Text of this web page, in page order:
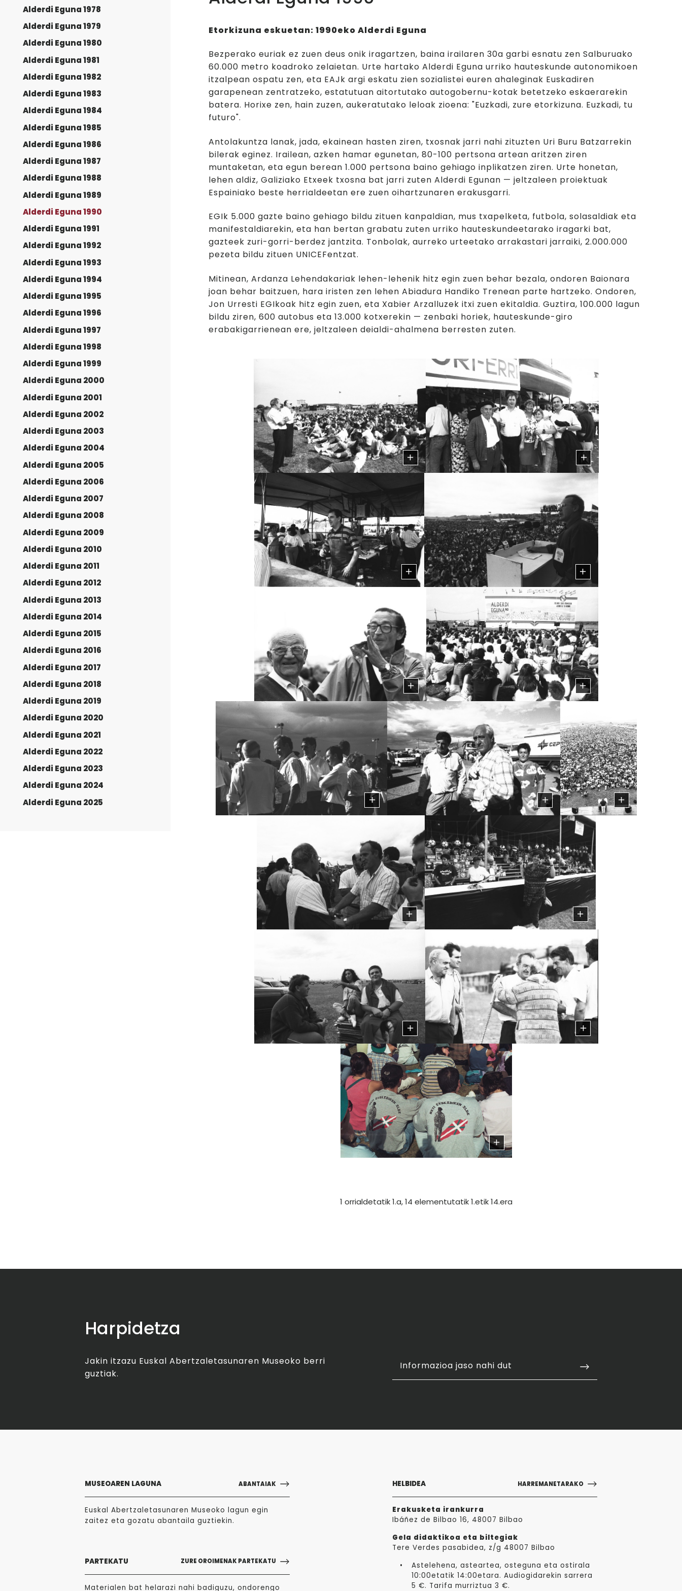
Gazte ekintzaleak
Alderdi Eguna 1978
Alderdi Eguna 1979
Alderdi Eguna 1980
Alderdi Eguna 1981
Alderdi Eguna 1982
Alderdi Eguna 1983
Alderdi Eguna 1984
Alderdi Eguna 1985
Alderdi Eguna 1986
Alderdi Eguna 1987
Alderdi Eguna 1988
Alderdi Eguna 1989
Alderdi Eguna 1990
Alderdi Eguna 1991
Alderdi Eguna 1992
Alderdi Eguna 1993
Alderdi Eguna 1994
Alderdi Eguna 1995
Alderdi Eguna 1996
Alderdi Eguna 1997
Alderdi Eguna 1998
Alderdi Eguna 1999
Alderdi Eguna 2000
Alderdi Eguna 2001
Alderdi Eguna 2002
Alderdi Eguna 2003
Alderdi Eguna 2004
Alderdi Eguna 2005
Alderdi Eguna 2006
Alderdi Eguna 2007
Alderdi Eguna 2008
Alderdi Eguna 2009
Alderdi Eguna 2010
Alderdi Eguna 2011
Alderdi Eguna 2012
Alderdi Eguna 2013
Alderdi Eguna 2014
Alderdi Eguna 2015
Alderdi Eguna 2016
Alderdi Eguna 2017
Alderdi Eguna 2018
Alderdi Eguna 2019
Alderdi Eguna 2020
Alderdi Eguna 2021
Alderdi Eguna 2022
Alderdi Eguna 2023
Alderdi Eguna 2024
Alderdi Eguna 2025
Etorkizuna eskuetan: 1990eko Alderdi Eguna
Bezperako euriak ez zuen deus onik iragartzen, baina irailaren 30a garbi esnatu zen Salburuako
60.000 metro koadroko zelaietan. Urte hartako Alderdi Eguna urriko hauteskunde autonomikoen
itzalpean ospatu zen, eta EAJk argi eskatu zien sozialistei euren ahaleginak Euskadiren
garapenean zentratzeko, estatutuan aitortutako autogobernu-kotak betetzeko eskaerarekin
batera. Horixe zen, hain zuzen, aukeratutako leloak zioena: "Euzkadi, zure etorkizuna. Euzkadi, tu
futuro".
Antolakuntza lanak, jada, ekainean hasten ziren, txosnak jarri nahi zituzten Uri Buru Batzarrekin
bilerak eginez. Irailean, azken hamar egunetan, 80-100 pertsona artean aritzen ziren
muntaketan, eta egun berean 1.000 pertsona baino gehiago inplikatzen ziren. Urte honetan,
lehen aldiz, Galiziako Etxeek txosna bat jarri zuten Alderdi Egunan — jeltzaleen proiektuak
Espainiako beste herrialdeetan ere zuen oihartzunaren erakusgarri.
EGIk 5.000 gazte baino gehiago bildu zituen kanpaldian, mus txapelketa, futbola, solasaldiak eta
manifestaldiarekin, eta han bertan grabatu zuten urriko hauteskundeetarako iragarki bat,
gazteek zuri-gorri-berdez jantzita. Tonbolak, aurreko urteetako arrakastari jarraiki, 2.000.000
pezeta bildu zituen UNICEFentzat.
Mitinean, Ardanza Lehendakariak lehen-lehenik hitz egin zuen behar bezala, ondoren Baionara
joan behar baitzuen, hara iristen zen lehen Abiadura Handiko Trenean parte hartzeko. Ondoren,
Jon Urresti EGIkoak hitz egin zuen, eta Xabier Arzalluzek itxi zuen ekitaldia. Guztira, 100.000 lagun
bildu ziren, 600 autobus eta 13.000 kotxerekin — zenbaki horiek, hauteskunde-giro
erabakigarrienean ere, jeltzaleen deialdi-ahalmena berresten zuten.
1 orrialdetatik 1.a, 14 elementutatik 1.etik 14.era
Harpidetza
Jakin itzazu Euskal Abertzaletasunaren Museoko berri
guztiak.
Informazioa jaso nahi dut
MUSEOAREN LAGUNA ABANTAIAK
Euskal Abertzaletasunaren Museoko lagun egin
zaitez eta gozatu abantaila guztiekin.
PARTEKATU ZURE OROIMENAK PARTEKATU
Materialen bat helarazi nahi badiguzu, ondorengo
HELBIDEA HARREMANETARAKO
Erakusketa irankurra
Ibáñez de Bilbao 16, 48007 Bilbao
Gela didaktikoa eta biltegiak
Tere Verdes pasabidea, z/g 48007 Bilbao
Astelehena, asteartea, osteguna eta ostirala
10:00etatik 14:00etara. Audiogidarekin sarrera
5 €. Tarifa murriztua 3 €.